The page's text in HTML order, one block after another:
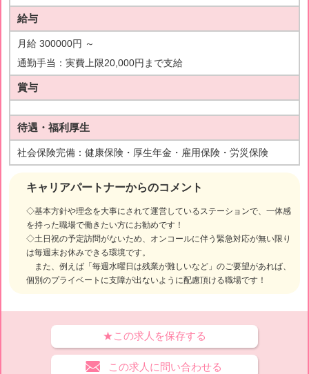
キャリアパートナーからのコメント
◇基本方針や理念を大事にされて運営しているステーションで、一体感
を持った職場で働きたい方にお勧めです！
◇土日祝の予定訪問がないため、オンコールに伴う緊急対応が無い限り
は毎週末お休みできる環境です。
また、例えば「毎週水曜日は残業が難しいなど」のご要望があれば、
個別のプライベートに支障が出ないように配慮頂ける職場です！
給与
月給 300000円 ～
通勤手当：実費上限20,000円まで支給
賞与
待遇・福利厚生
社会保険完備：健康保険・厚生年金・雇用保険・労災保険
★この求人を保存する
この求人に問い合わせる